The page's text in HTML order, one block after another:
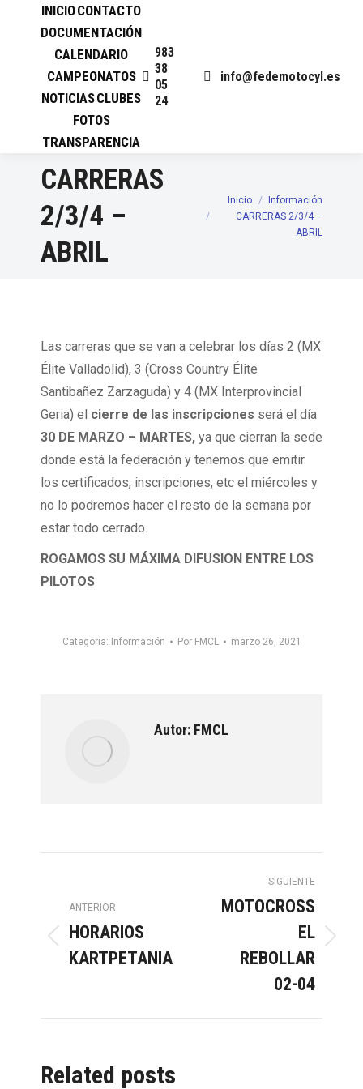
INICIOCONTACTO
DOCUMENTACIÓN
CALENDARIO
CAMPEONATOS
NOTICIASCLUBES
FOTOS
TRANSPARENCIA
983
38
05
24
info@fedemotocyl.es
CARRERAS
2/3/4 –
ABRIL
Estás aquí:
Inicio
Información
CARRERAS 2/3/4 –
ABRIL
Las carreras que se van a celebrar los días 2 (MX
Élite Valladolid), 3 (Cross Country Élite
Santibañez Zarzaguda) y 4 (MX Interprovincial
Geria) el cierre de las inscripciones será el día
30 DE MARZO – MARTES, ya que cierran la sede
donde está la federación y tenemos que emitir
los certificados, inscripciones, etc el miércoles y
no lo podremos hacer el resto de la semana por
estar todo cerrado.
ROGAMOS SU MÁXIMA DIFUSION ENTRE LOS
PILOTOS
Categoría: Información Por FMCL marzo 26, 2021
Autor: FMCL
entre
publicaciones
ANTERIOR
anterior:
HORARIOS
KARTPETANIA
SIGUIENTE
siguiente:
MOTOCROSS
EL
REBOLLAR
02-04
Related posts